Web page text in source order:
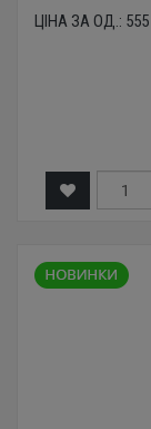
ЦІНА ЗА ОД.: 555